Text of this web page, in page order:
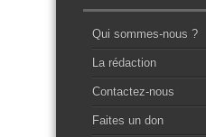
Qui sommes-nous ?
La rédaction
Contactez-nous
Faites un don